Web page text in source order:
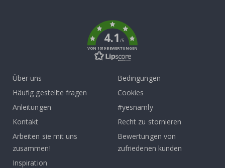
4.1/5
VON 1019 BEWERTUNGEN
Über uns
Häufig gestellte fragen
Anleitungen
Kontakt
Arbeiten sie mit uns
zusammen!
Inspiration
Bedingungen
Cookies
#yesnamly
Recht zu stornieren
Bewertungen von
zufriedenen kunden